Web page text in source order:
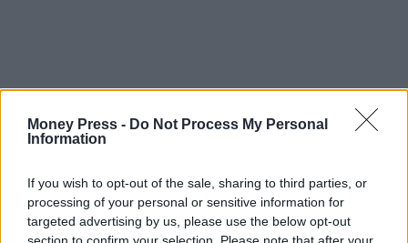
Money Press - Do Not Process My Personal
Information
If you wish to opt-out of the sale, sharing to third parties, or
processing of your personal or sensitive information for
targeted advertising by us, please use the below opt-out